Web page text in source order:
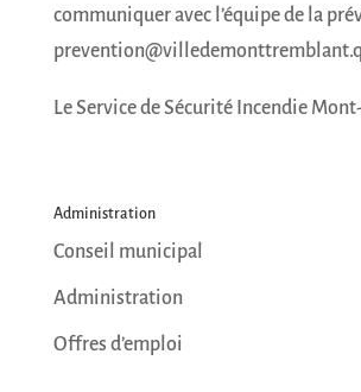
communiquer avec l’équipe de la
Le Service de Sécurité Incendie
Administration
Conseil municipal
Administration
Offres d’emploi